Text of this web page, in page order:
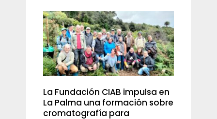
La Fundación CIAB impulsa en
La Palma una formación sobre
cromatografía para